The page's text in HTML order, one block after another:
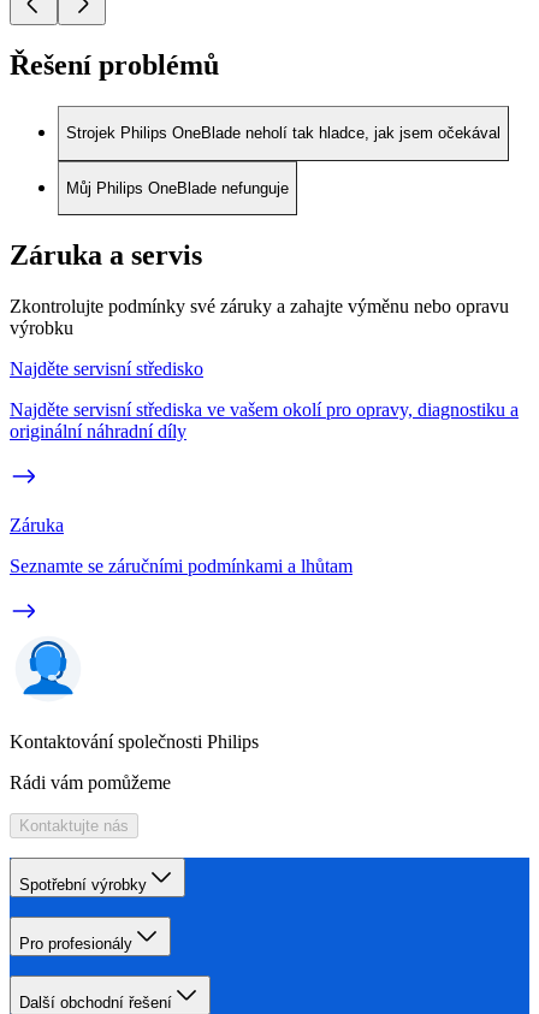
Řešení problémů
Strojek Philips OneBlade neholí tak hladce, jak jsem očekával
Můj Philips OneBlade nefunguje
Záruka a servis
Zkontrolujte podmínky své záruky a zahajte výměnu nebo opravu
výrobku
Najděte servisní středisko
Najděte servisní střediska ve vašem okolí pro opravy, diagnostiku a
originální náhradní díly
Záruka
Seznamte se záručními podmínkami a lhůtam
Kontaktování společnosti Philips
Rádi vám pomůžeme
Kontaktujte nás
Spotřební výrobky
Pro profesionály
Další obchodní řešení